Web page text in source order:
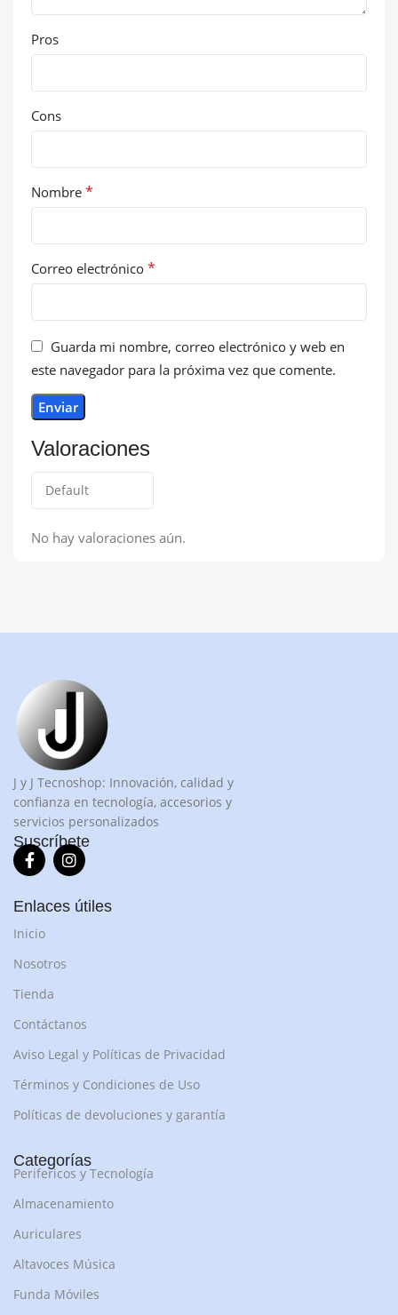
Valoraciones
No hay valoraciones aún.
Pros
Cons
Nombre *
Correo electrónico *
Guarda mi nombre, correo electrónico y web en
este navegador para la próxima vez que comente.
J y J Tecnoshop: Innovación, calidad y
confianza en tecnología, accesorios y
servicios personalizados
Suscríbete
Enlaces útiles
Inicio
Nosotros
Tienda
Contáctanos
Aviso Legal y Políticas de Privacidad
Términos y Condiciones de Uso
Políticas de devoluciones y garantía
Categorías
Perifericos y Tecnología
Almacenamiento
Auriculares
Altavoces Música
Funda Móviles